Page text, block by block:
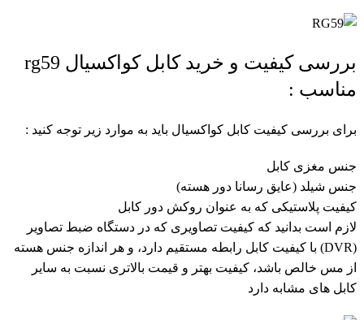
بررسی کیفیت و خرید کابل کواکسیال rg59
مناسب :
برای بررسی کیفیت کابل کواکسیال باید به موارد زیر توجه کنید :
جنس مغزی کابل
جنس شیلد (عایق رسانا دور هسته)
کیفیت پلاستیکی که به عنوان روکش دور کابل
لازم است بدانید که کیفیت تصاویری که در دستگاه ضبط تصاویر
(DVR) با کیفیت کابل رابطه مستقیم دارد، و هر اندازه جنس هسته
از مس خالص باشد، کیفیت بهتر و قیمت بالاتری نسبت به سایر
کابل های مشابه دارد